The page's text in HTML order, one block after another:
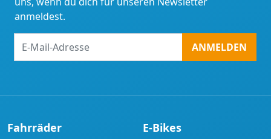
anmeldest.
Mail-
ANMELDEN
Fahrräder E-Bikes